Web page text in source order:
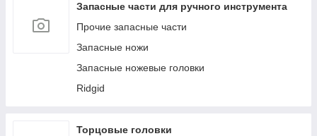
Запасные части для ручного инструмента
Прочие запасные части
Запасные ножи
Запасные ножевые головки
Ridgid
Торцовые головки